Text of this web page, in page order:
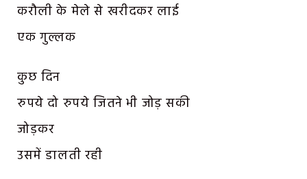
करौली के मेले से खरीदकर लाई
एक गुल्लक
कुछ दिन
रुपये दो रुपये जितने भी जोड़ सकी
जोड़कर
उसमें डालती रही